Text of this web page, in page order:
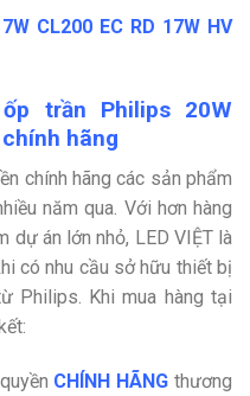
CL200 EC RD 17W HV
trần Philips 20W
chính hãng
chính hãng các sản phẩm
năm qua. Với hơn hàng
dự án lớn nhỏ, LED VIỆT là
có nhu cầu sở hữu thiết bị
Philips. Khi mua hàng tại
CHÍNH HÃNG thương